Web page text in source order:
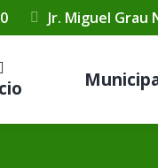
Jr. Miguel Grau